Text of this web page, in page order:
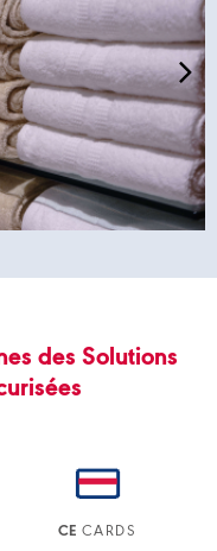
des Solutions
CE CARDS